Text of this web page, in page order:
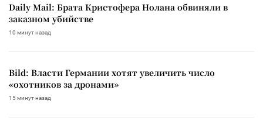
Daily Mail: Брата Кристофера Нолана обвиняли в
заказном убийстве
10 минут назад
Bild: Власти Германии хотят увеличить число
«охотников за дронами»
15 минут назад